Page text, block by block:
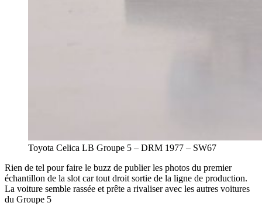
Toyota Celica LB Groupe 5 – DRM 1977 – SW67
Rien de tel pour faire le buzz de publier les photos du premier
échantillon de la slot car tout droit sortie de la ligne de production.
La voiture semble rassée et prête a rivaliser avec les autres voitures
du Groupe 5